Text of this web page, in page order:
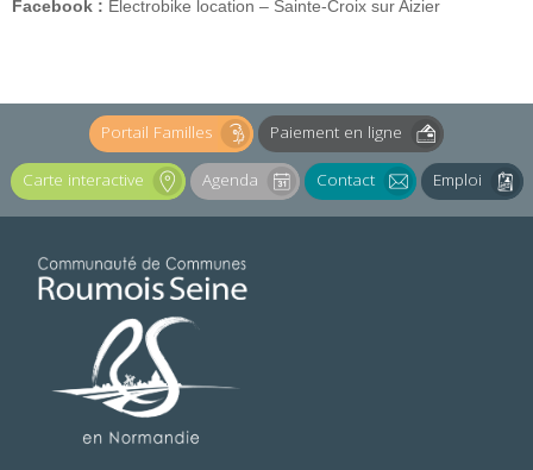
Facebook : Electrobike location – Sainte-Croix sur Aizier
Portail Familles Paiement en ligne
Carte interactive Agenda Contact Emploi